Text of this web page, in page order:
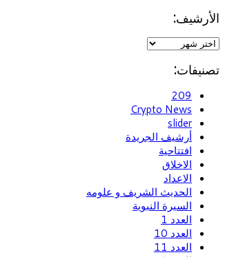
الأرشيف:
تصنيفات:
209
Crypto News
slider
أرشيف الجريدة
افتتاحية
الاخلاق
الاعداد
الحديث الشريف و علومه
السيرة النبوية
العدد 1
العدد 10
العدد 11